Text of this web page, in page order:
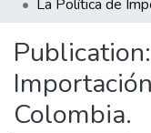
Statistics
Publication:
Colombia.